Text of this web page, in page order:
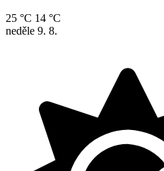
25 °C 14 °C
neděle 9. 8.